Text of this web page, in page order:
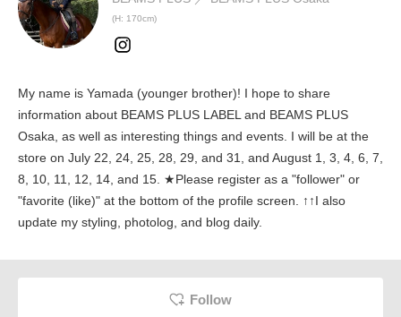
(H: 170cm)
My name is Yamada (younger brother)! I hope to share
information about BEAMS PLUS LABEL and BEAMS PLUS
Osaka, as well as interesting things and events. I will be at the
store on July 22, 24, 25, 28, 29, and 31, and August 1, 3, 4, 6, 7,
8, 10, 11, 12, 14, and 15. ★Please register as a "follower" or
"favorite (like)" at the bottom of the profile screen. ↑↑I also
update my styling, photolog, and blog daily.
Follow